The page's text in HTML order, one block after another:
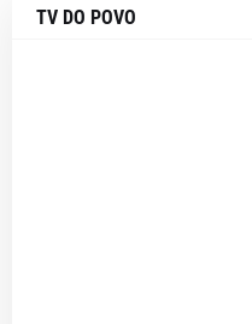
TV DO POVO